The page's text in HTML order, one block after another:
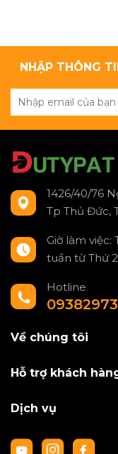
NHẬP THÔNG
1426/40/76
Tp Thủ Đức,
Giờ làm
tuần từ Thứ
Hotline
Về chúng tôi
Hỗ trợ khách
Dịch vụ